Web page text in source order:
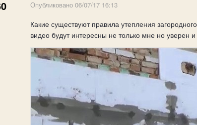
Опубликовано 06/07/17 16:13
Какие существуют правила утепления
видео будут интересны не только мне но уверен